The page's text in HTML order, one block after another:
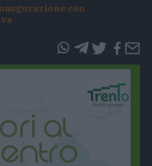
con
questo
Whatsapp
questo
Telegram